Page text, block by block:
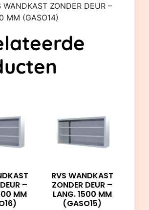
WANDKAST ZONDER DEUR –
MM (GASO14)
–
MM
RVS WANDKAST
ZONDER DEUR –
LANG. 1500 MM
(GASO15)